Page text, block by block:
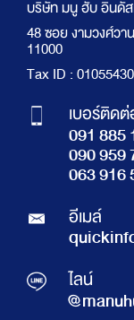
บริษัท มนู ฮับ อินดัส
48 ซอย งามวงศ์วา
11000
Tax ID :
เบอร์ติดต่
091 885
090 959
063 916
อีเมล์
ไลน์